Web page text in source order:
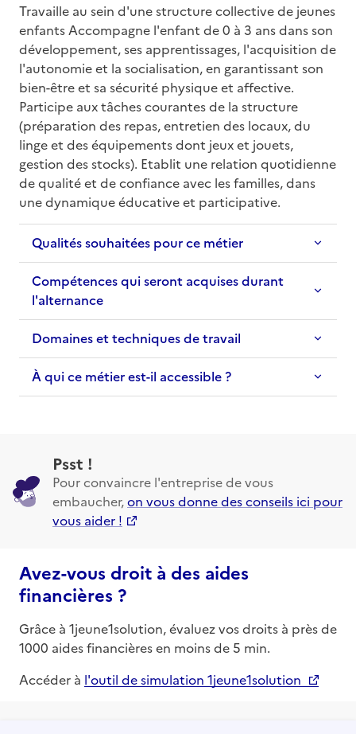
Travaille au sein d'une structure collective de jeunes
enfants Accompagne l'enfant de 0 à 3 ans dans son
développement, ses apprentissages, l'acquisition de
l'autonomie et la socialisation, en garantissant son
bien-être et sa sécurité physique et affective.
Participe aux tâches courantes de la structure
(préparation des repas, entretien des locaux, du
linge et des équipements dont jeux et jouets,
gestion des stocks). Etablit une relation quotidienne
de qualité et de confiance avec les familles, dans
une dynamique éducative et participative.
Qualités souhaitées pour ce métier
Compétences qui seront acquises durant
l'alternance
Domaines et techniques de travail
À qui ce métier est-il accessible ?
Psst !
Pour convaincre l'entreprise de vous
embaucher,on vous donne des conseils ici pour
vous aider !
Avez-vous droit à des aides
financières ?
Grâce à 1jeune1solution, évaluez vos droits à près de
1000 aides financières en moins de 5 min.
Accéder à l'outil de simulation 1jeune1solution